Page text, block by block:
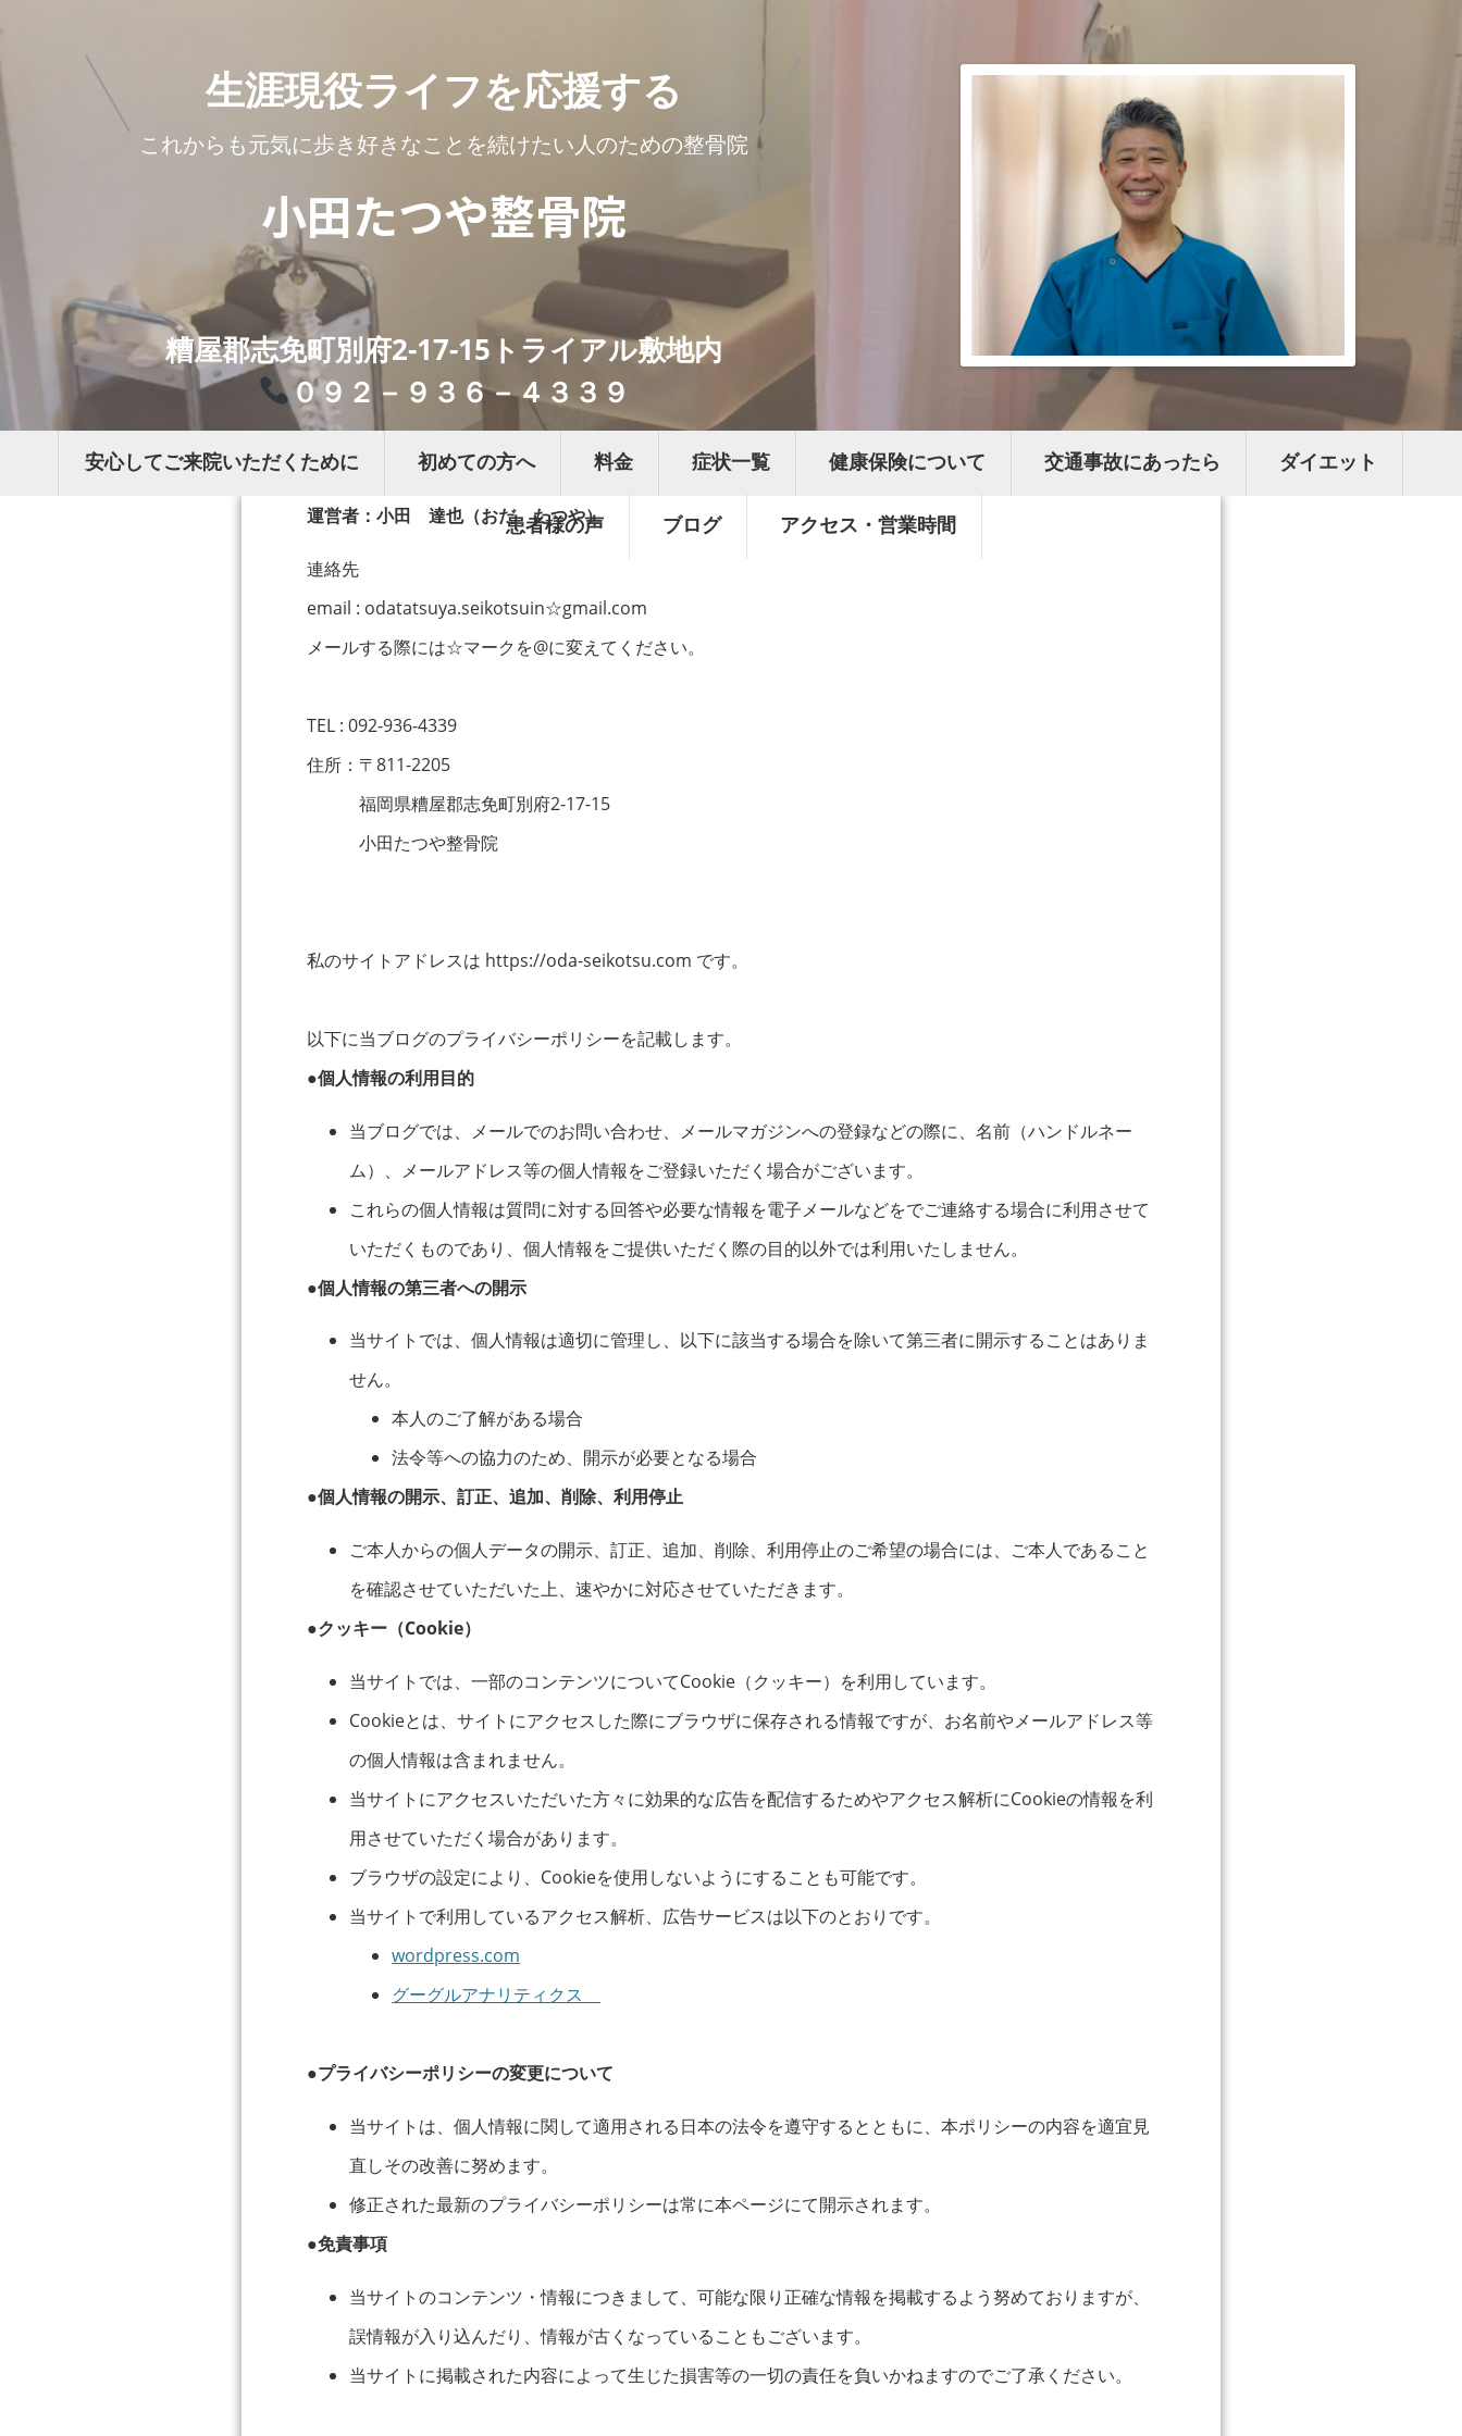
安心してご来院いただくために 初めての方へ 料金 症状一覧 健康保険について 交通事故にあったら ダイエット
患者様の声 ブログ アクセス・営業時間
運営者：小田 達也（おだ たつや）
連絡先
email : odatatsuya.seikotsuin☆gmail.com
メールする際には☆マークを@に変えてください。
TEL : 092-936-4339
住所：〒811-2205
福岡県糟屋郡志免町別府2-17-15
小田たつや整骨院
私のサイトアドレスは https://oda-seikotsu.com です。
以下に当ブログのプライバシーポリシーを記載します。
●個人情報の利用目的
当ブログでは、メールでのお問い合わせ、メールマガジンへの登録などの際に、名前（ハンドルネー
ム）、メールアドレス等の個人情報をご登録いただく場合がございます。
これらの個人情報は質問に対する回答や必要な情報を電子メールなどをでご連絡する場合に利用させて
いただくものであり、個人情報をご提供いただく際の目的以外では利用いたしません。
●個人情報の第三者への開示
当サイトでは、個人情報は適切に管理し、以下に該当する場合を除いて第三者に開示することはありま
せん。
本人のご了解がある場合
法令等への協力のため、開示が必要となる場合
●個人情報の開示、訂正、追加、削除、利用停止
ご本人からの個人データの開示、訂正、追加、削除、利用停止のご希望の場合には、ご本人であること
を確認させていただいた上、速やかに対応させていただきます。
●クッキー（Cookie）
当サイトでは、一部のコンテンツについてCookie（クッキー）を利用しています。
Cookieとは、サイトにアクセスした際にブラウザに保存される情報ですが、お名前やメールアドレス等
の個人情報は含まれません。
当サイトにアクセスいただいた方々に効果的な広告を配信するためやアクセス解析にCookieの情報を利
用させていただく場合があります。
ブラウザの設定により、Cookieを使用しないようにすることも可能です。
当サイトで利用しているアクセス解析、広告サービスは以下のとおりです。
wordpress.com
グーグルアナリティクス
●プライバシーポリシーの変更について
当サイトは、個人情報に関して適用される日本の法令を遵守するとともに、本ポリシーの内容を適宜見
直しその改善に努めます。
修正された最新のプライバシーポリシーは常に本ページにて開示されます。
●免責事項
当サイトのコンテンツ・情報につきまして、可能な限り正確な情報を掲載するよう努めておりますが、
誤情報が入り込んだり、情報が古くなっていることもございます。
当サイトに掲載された内容によって生じた損害等の一切の責任を負いかねますのでご了承ください。